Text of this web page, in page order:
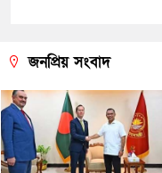
জনপ্রিয় সংবাদ